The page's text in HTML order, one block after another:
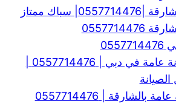
سباك ممتاز
| 0557714476